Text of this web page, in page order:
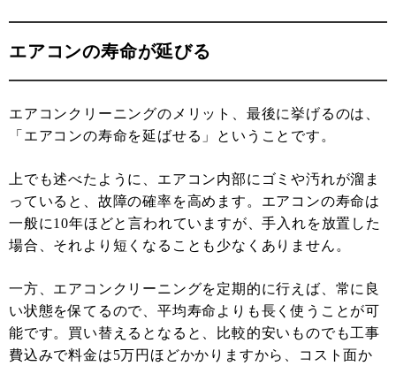
エアコンの寿命が延びる
エアコンクリーニングのメリット、最後に挙げるのは、
「エアコンの寿命を延ばせる」ということです。
上でも述べたように、エアコン内部にゴミや汚れが溜ま
っていると、故障の確率を高めます。エアコンの寿命は
一般に10年ほどと言われていますが、手入れを放置した
場合、それより短くなることも少なくありません。
一方、エアコンクリーニングを定期的に行えば、常に良
い状態を保てるので、平均寿命よりも長く使うことが可
能です。買い替えるとなると、比較的安いものでも工事
費込みで料金は5万円ほどかかりますから、コスト面か